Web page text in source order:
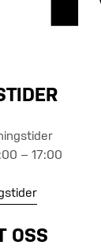
– 17:00
OSS